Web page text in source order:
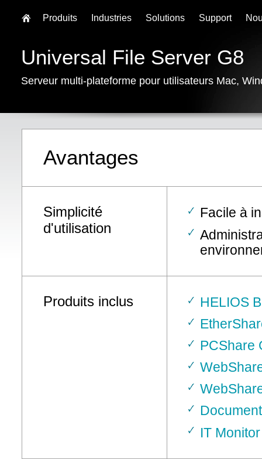
Universal File Server G8
Serveur multi-plateforme pour utilisateurs Mac,
Avantages
Simplicité
d'utilisation
Facile à
Produits inclus
HELIOS
PCShare
IT
Produits Industries Solutions Support